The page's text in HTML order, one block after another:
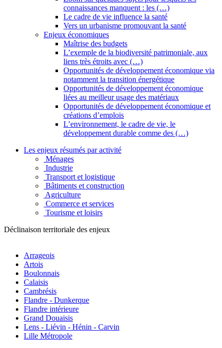
connaissances manquent : les (…)
Le cadre de vie influence la santé
Vers un urbanisme promouvant la santé
Enjeux économiques
Maîtrise des budgets
L’exemple de la biodiversité patrimoniale, aux
liens très étroits avec (…)
Opportunités de développement économique via
notamment la transition énergétique
Opportunités de développement économique
liées au meilleur usage des matériaux
Opportunités de développement économique et
créations d’emplois
L’environnement, le cadre de vie, le
développement durable comme des (…)
Les enjeux résumés par activité
Ménages
Industrie
Transport et logistique
Bâtiments et construction
Agriculture
Commerce et services
Tourisme et loisirs
Déclinaison territoriale des enjeux
Arrageois
Artois
Boulonnais
Calaisis
Cambrésis
Flandre - Dunkerque
Flandre intérieure
Grand Douaisis
Lens - Liévin - Hénin - Carvin
Lille Métropole